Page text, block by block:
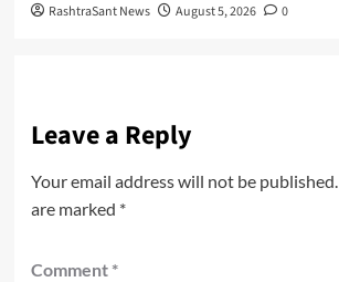
RashtraSant News August 5, 2026 0
Leave a Reply
Your email address will not be published.
are marked *
Comment *